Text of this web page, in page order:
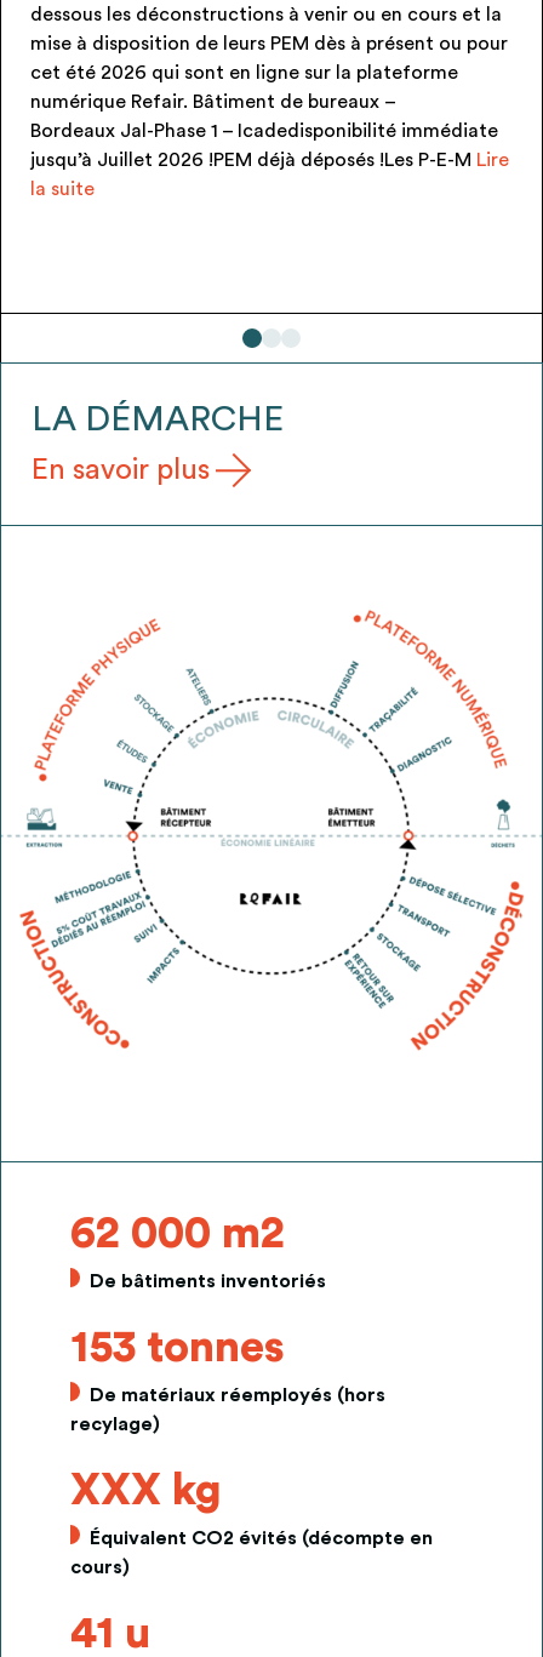
dessous les déconstructions à venir ou en cours et la
mise à disposition de leurs PEM dès à présent ou pour
cet été 2026 qui sont en ligne sur la plateforme
numérique Refair. Bâtiment de bureaux –
Bordeaux Jal-Phase 1 – Icadedisponibilité immédiate
jusqu’à Juillet 2026 !PEM déjà déposés !Les P-E-M Lire
la suiteLES
!
LA DÉMARCHE
En savoir plus
62 000 m2
De bâtiments inventoriés
153 tonnes
De matériaux réemployés (hors
recylage)
XXX kg
Équivalent CO2 évités (décompte en
cours)
41 u